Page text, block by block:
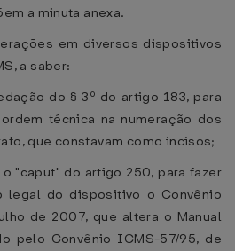
a minuta anexa.
em diversos dispositivos
a saber:
do § 3º do artigo 183, para
técnica na numeração dos
que constavam como incisos;
"caput" do artigo 250, para fazer
legal do dispositivo o Convênio
de 2007, que altera o Manual
pelo Convênio ICMS-57/95, de